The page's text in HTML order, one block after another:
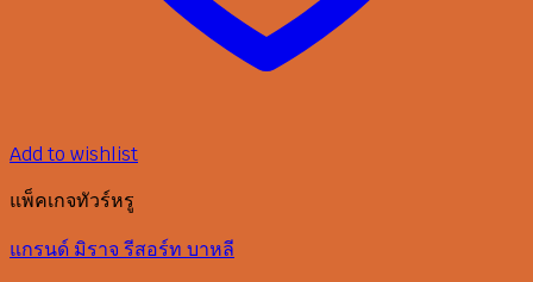
Add to wishlist
แพ็คเกจทัวร์หรู
แกรนด์ มิราจ รีสอร์ท บาหลี